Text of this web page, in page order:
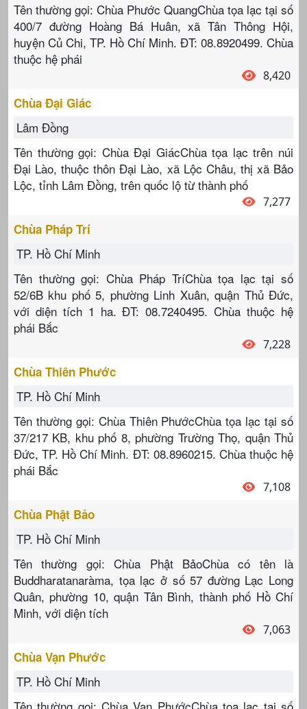
Tên thường gọi: Chùa Phước QuangChùa tọa lạc tại số
400/7 đường Hoàng Bá Huân, xã Tân Thông Hội,
huyện Củ Chi, TP. Hồ Chí Minh. ĐT: 08.8920499. Chùa
thuộc hệ phái
8,420
Chùa Đại Giác
Lâm Đồng
Tên thường gọi: Chùa Đại GiácChùa tọa lạc trên núi
Đại Lào, thuộc thôn Đại Lào, xã Lộc Châu, thị xã Bảo
Lộc, tỉnh Lâm Đồng, trên quốc lộ từ thành phố
7,277
Chùa Pháp Trí
TP. Hồ Chí Minh
Tên thường gọi: Chùa Pháp TríChùa tọa lạc tại số
52/6B khu phố 5, phường Linh Xuân, quận Thủ Đức,
với diện tích 1 ha. ĐT: 08.7240495. Chùa thuộc hệ
phái Bắc
7,228
Chùa Thiên Phước
TP. Hồ Chí Minh
Tên thường gọi: Chùa Thiên PhướcChùa tọa lạc tại số
37/217 KB, khu phố 8, phường Trường Thọ, quận Thủ
Đức, TP. Hồ Chí Minh. ĐT: 08.8960215. Chùa thuộc hệ
phái Bắc
7,108
Chùa Phật Bảo
TP. Hồ Chí Minh
Tên thường gọi: Chùa Phật BảoChùa có tên là
Buddharatanaràma, tọa lạc ở số 57 đường Lạc Long
Quân, phường 10, quận Tân Bình, thành phố Hồ Chí
Minh, với diện tích
7,063
Chùa Vạn Phước
TP. Hồ Chí Minh